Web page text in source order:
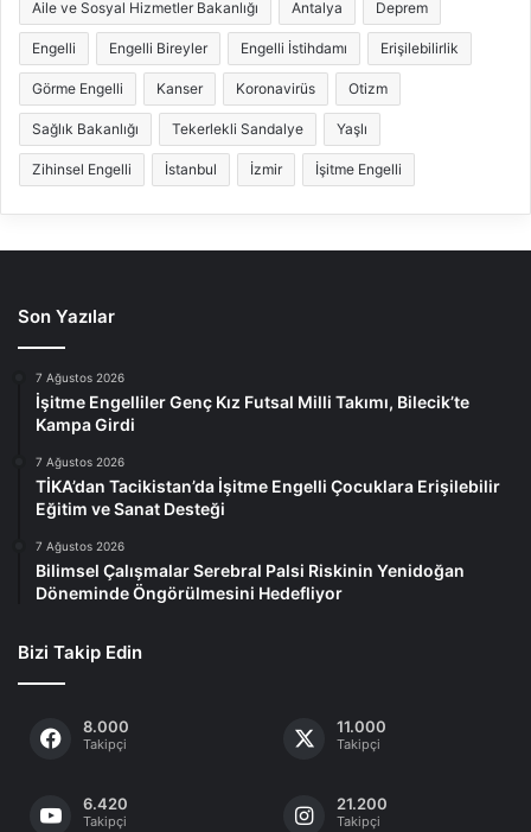
Aile ve Sosyal Hizmetler Bakanlığı Antalya Deprem
Engelli Engelli Bireyler Engelli İstihdamı Erişilebilirlik
Görme Engelli Kanser Koronavirüs Otizm
Sağlık Bakanlığı Tekerlekli Sandalye Yaşlı
Zihinsel Engelli İstanbul İzmir İşitme Engelli
Son Yazılar
7 Ağustos 2026
İşitme Engelliler Genç Kız Futsal Milli Takımı, Bilecik’te
Kampa Girdi
7 Ağustos 2026
TİKA’dan Tacikistan’da İşitme Engelli Çocuklara Erişilebilir
Eğitim ve Sanat Desteği
7 Ağustos 2026
Bilimsel Çalışmalar Serebral Palsi Riskinin Yenidoğan
Döneminde Öngörülmesini Hedefliyor
Bizi Takip Edin
8.000
Takipçi
11.000
Takipçi
6.420
Takipçi
21.200
Takipçi